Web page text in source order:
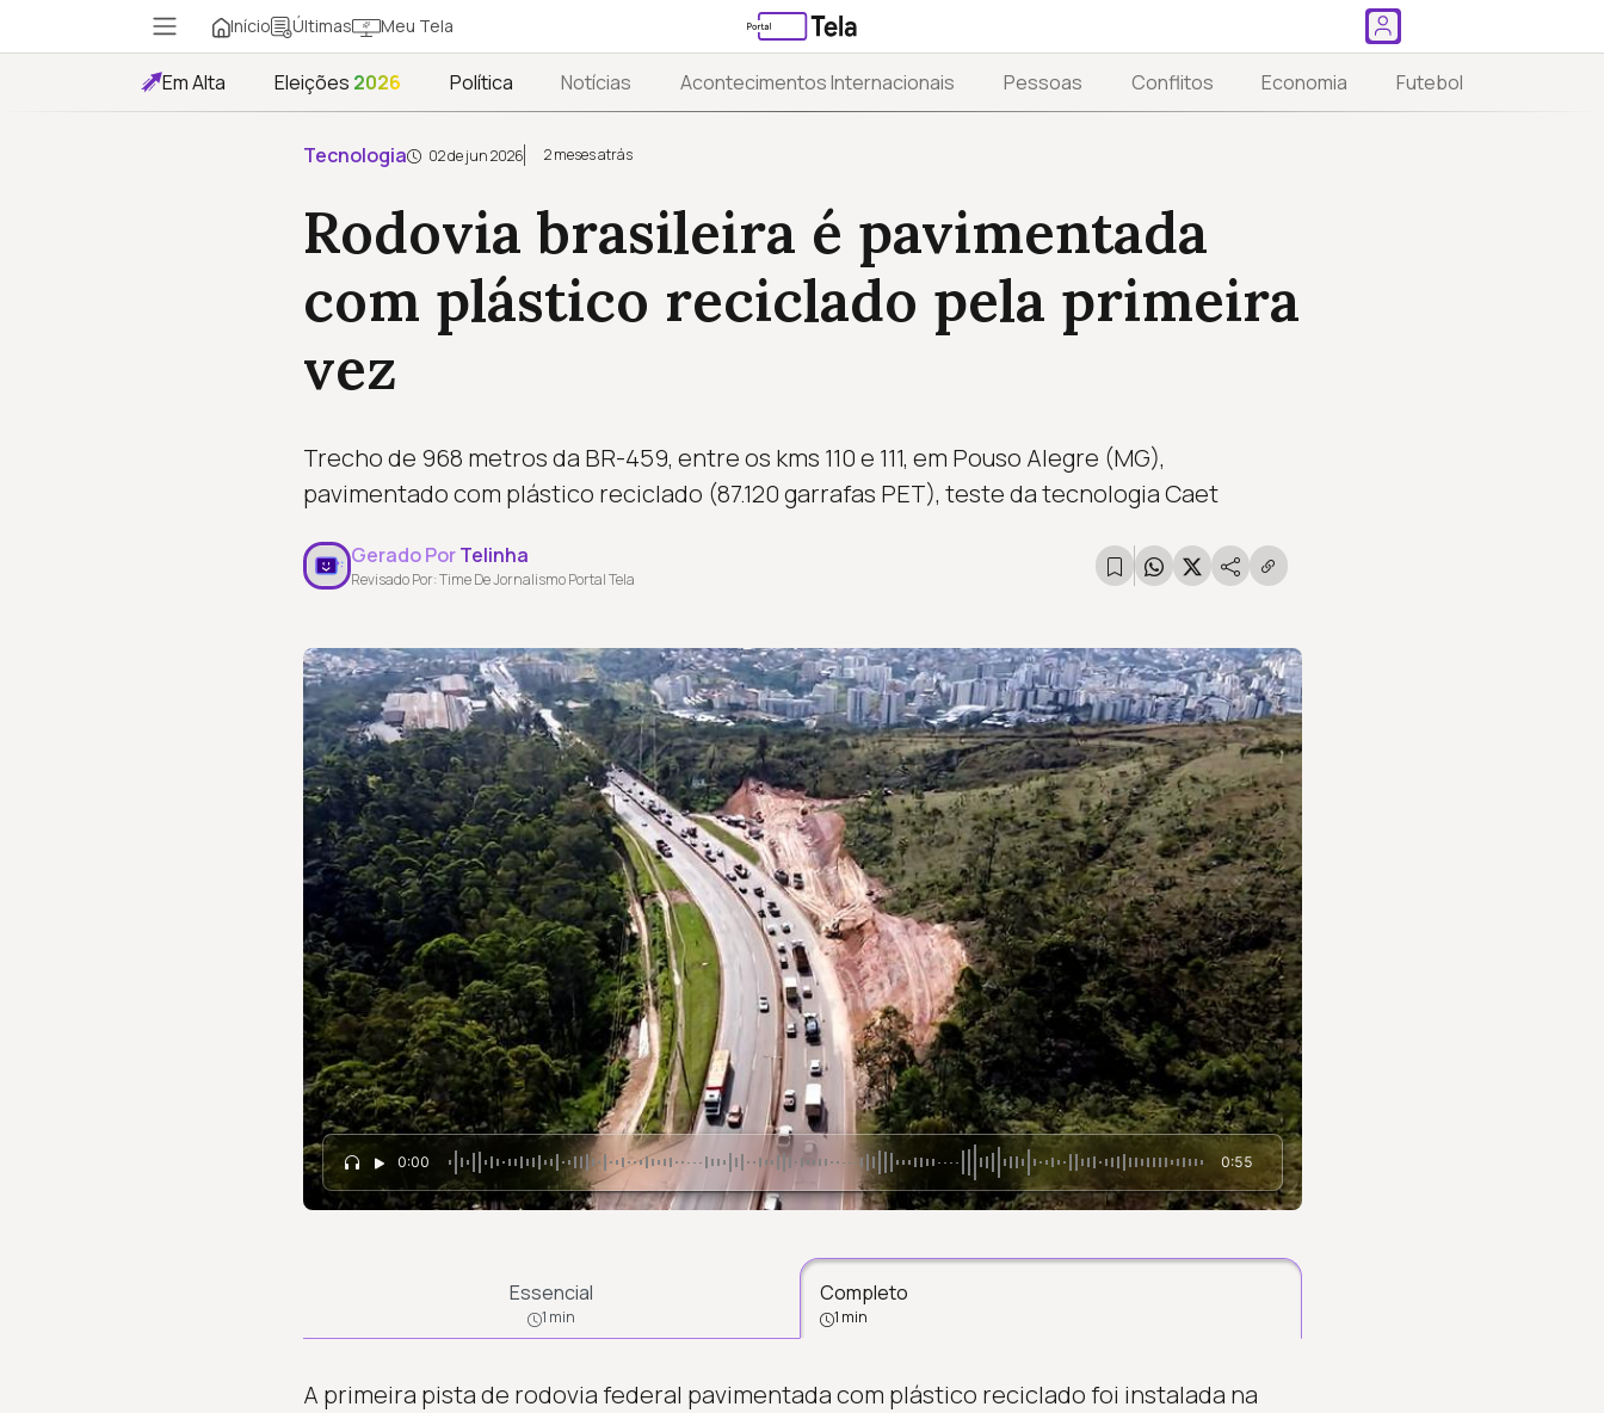
Início Últimas Meu Tela
Em Alta Eleições 2026 Política Notícias Acontecimentos Internacionais Pessoas Conflitos Economia Futebol
Tecnologia 02 de jun 2026 2 meses atrás
Rodovia brasileira é pavimentada
com plástico reciclado pela primeira
vez
Trecho de 968 metros da BR-459, entre os kms 110 e 111, em Pouso Alegre (MG),
pavimentado com plástico reciclado (87.120 garrafas PET), teste da tecnologia Caet
Gerado PorTelinha
Revisado Por: Time De Jornalismo Portal Tela
0:00 0:55
Essencial
1 min
Completo
1 min
A primeira pista de rodovia federal pavimentada com plástico reciclado foi instalada na